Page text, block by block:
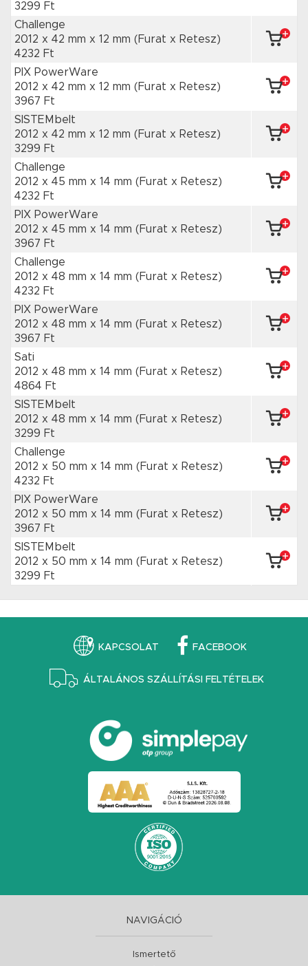
3299 Ft
Challenge
2012 x 42 mm x 12 mm (Furat x Retesz)
4232 Ft
PIX PowerWare
2012 x 42 mm x 12 mm (Furat x Retesz)
3967 Ft
SISTEMbelt
2012 x 42 mm x 12 mm (Furat x Retesz)
3299 Ft
Challenge
2012 x 45 mm x 14 mm (Furat x Retesz)
4232 Ft
PIX PowerWare
2012 x 45 mm x 14 mm (Furat x Retesz)
3967 Ft
Challenge
2012 x 48 mm x 14 mm (Furat x Retesz)
4232 Ft
PIX PowerWare
2012 x 48 mm x 14 mm (Furat x Retesz)
3967 Ft
Sati
2012 x 48 mm x 14 mm (Furat x Retesz)
4864 Ft
SISTEMbelt
2012 x 48 mm x 14 mm (Furat x Retesz)
3299 Ft
Challenge
2012 x 50 mm x 14 mm (Furat x Retesz)
4232 Ft
PIX PowerWare
2012 x 50 mm x 14 mm (Furat x Retesz)
3967 Ft
SISTEMbelt
2012 x 50 mm x 14 mm (Furat x Retesz)
3299 Ft
KAPCSOLAT FACEBOOK
ÁLTALÁNOS SZÁLLÍTÁSI FELTÉTELEK
NAVIGÁCIÓ
Ismertető